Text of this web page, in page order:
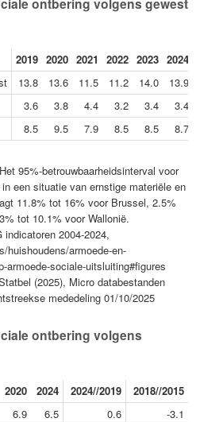
2019 2020 2021 2022 2023 2024
13.8 13.6 11.5 11.2 14.0
13.9
3.6 3.8 4.4 3.2 3.4
3.4
8.5 9.5 7.9 8.5 8.5
8.7
95%-betrouwbaarheidsinterval voor
een situatie van ernstige materiële en
11.8% tot 16% voor Brussel, 2.5%
tot 10.1% voor Wallonië.
2004-2024,
huishoudens/armoede-en-
armoede-sociale-uitsluiting#figures
(2025), Micro databestanden
mededeling 01/10/2025
ontbering volgens
2020 2024 2024//2019
2018//2015
6.9 6.5 0.6
-3.1